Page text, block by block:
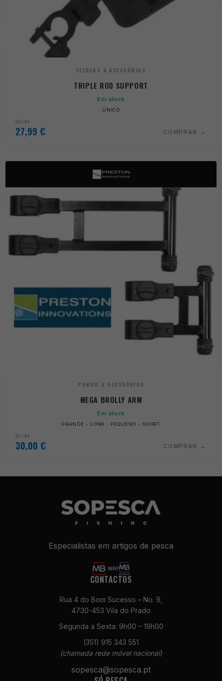
FEEDERS & ACESSÓRIOS
TRIPLE ROD SUPPORT
Em stock
ÚNICO
Desde
27,99 € COMPRAR
PANIER & ACESSÓRIOS
MEGA BROLLY ARM
Em stock
GRANDE - LONG · PEQUENO - SHORT
Desde
30,00 € COMPRAR
Especialistas em artigos de pesca
CONTACTOS
Rua 4 do Bom Sucesso – No. 9,
4730-453 Vila do Prado
Segunda a Sexta: 9h00 – 19h00
(351) 915 343 551
(chamada rede móvel nacional)
sopesca@sopesca.pt